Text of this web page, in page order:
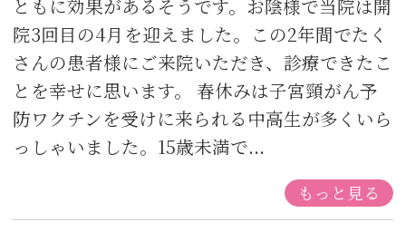
ともに効果があるそうです。お陰様で当院は開
院3回目の4月を迎えました。この2年間でたく
さんの患者様にご来院いただき、診療できたこ
とを幸せに思います。 春休みは子宮頸がん予
防ワクチンを受けに来られる中高生が多くいら
っしゃいました。15歳未満で...
もっと見る